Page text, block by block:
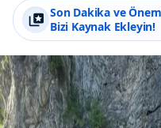
Son Dakika ve
Bizi Kaynak Ekleyin!